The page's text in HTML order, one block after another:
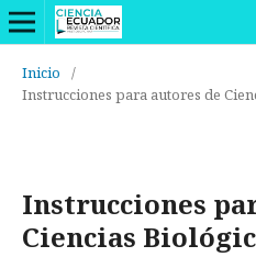
Inicio
/
Instrucciones para autores de
Instrucciones
Ciencias